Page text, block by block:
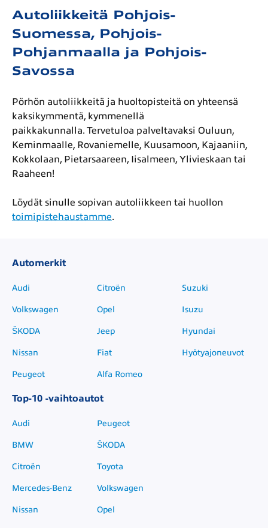
Autoliikkeitä Pohjois-
Suomessa, Pohjois-
Pohjanmaalla ja Pohjois-
Savossa
Pörhön autoliikkeitä ja huoltopisteitä on yhteensä
kaksikymmentä, kymmenellä
paikkakunnalla. Tervetuloa palveltavaksi Ouluun,
Keminmaalle, Rovaniemelle, Kuusamoon, Kajaaniin,
Kokkolaan, Pietarsaareen, Iisalmeen, Ylivieskaan tai
Raaheen!
Löydät sinulle sopivan autoliikkeen tai huollon
toimipistehaustamme.
Automerkit
Audi
Volkswagen
ŠKODA
Nissan
Peugeot
Citroën
Opel
Jeep
Fiat
Alfa Romeo
Suzuki
Isuzu
Hyundai
Hyötyajoneuvot
Top-10 -vaihtoautot
Audi
BMW
Citroën
Mercedes-Benz
Nissan
Peugeot
ŠKODA
Toyota
Volkswagen
Opel